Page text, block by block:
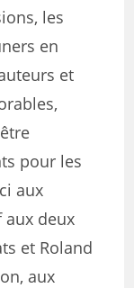
les
en
et
pour les
aux
aux deux
et Roland
aux